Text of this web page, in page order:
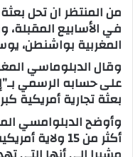
ل
ب
ر
ي
د
ا
إ
ل
ك
من المنتظر ان تحل
في الأسابيع
المغربية بواشنطن،
وقال الدبلوماسي
على حسابه الرسمي
بعثة تجارية أمريكية
وأوضح الدبلوامسي
أكثر من 15